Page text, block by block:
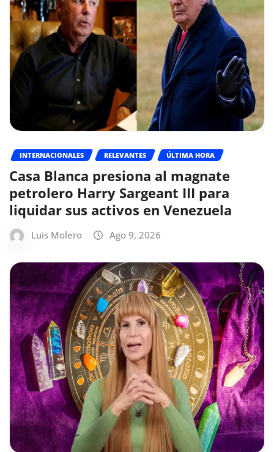
INTERNACIONALES RELEVANTES ÚLTIMA HORA
Casa Blanca presiona al magnate
petrolero Harry Sargeant III para
liquidar sus activos en Venezuela
Luis Molero Ago 9, 2026